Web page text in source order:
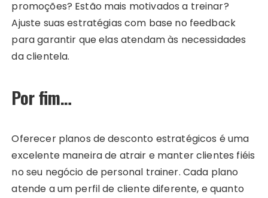
promoções? Estão mais motivados a treinar?
Ajuste suas estratégias com base no feedback
para garantir que elas atendam às necessidades
da clientela.
Por fim…
Oferecer planos de desconto estratégicos é uma
excelente maneira de atrair e manter clientes fiéis
no seu negócio de personal trainer. Cada plano
atende a um perfil de cliente diferente, e quanto